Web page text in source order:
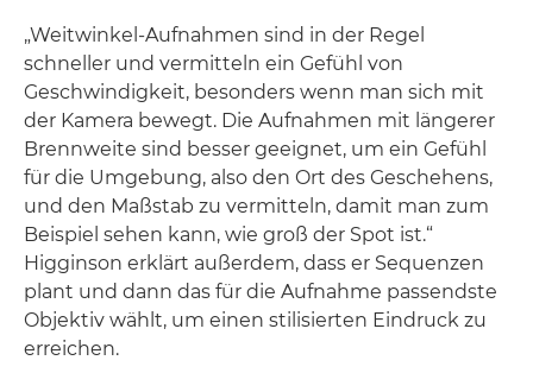
„Weitwinkel-Aufnahmen sind in der Regel
schneller und vermitteln ein Gefühl von
Geschwindigkeit, besonders wenn man sich mit
der Kamera bewegt. Die Aufnahmen mit längerer
Brennweite sind besser geeignet, um ein Gefühl
für die Umgebung, also den Ort des Geschehens,
und den Maßstab zu vermitteln, damit man zum
Beispiel sehen kann, wie groß der Spot ist.“
Higginson erklärt außerdem, dass er Sequenzen
plant und dann das für die Aufnahme passendste
Objektiv wählt, um einen stilisierten Eindruck zu
erreichen.